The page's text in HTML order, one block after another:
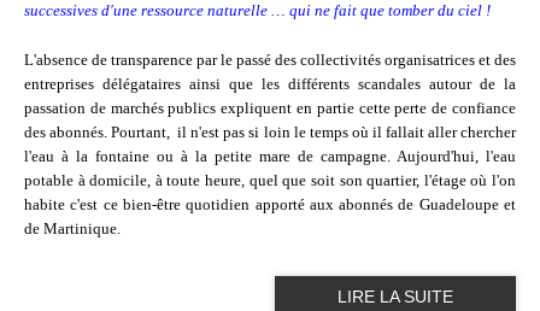
successives d'une ressource naturelle … qui ne fait que tomber du ciel !
L'absence de transparence par le passé des collectivités organisatrices et des
entreprises délégataires ainsi que les différents scandales autour de la
passation de marchés publics expliquent en partie cette perte de confiance
des abonnés. Pourtant, il n'est pas si loin le temps où il fallait aller chercher
l'eau à la fontaine ou à la petite mare de campagne. Aujourd'hui, l'eau
potable à domicile, à toute heure, quel que soit son quartier, l'étage où l'on
habite c'est ce bien-être quotidien apporté aux abonnés de Guadeloupe et
de Martinique.
LIRE LA SUITE